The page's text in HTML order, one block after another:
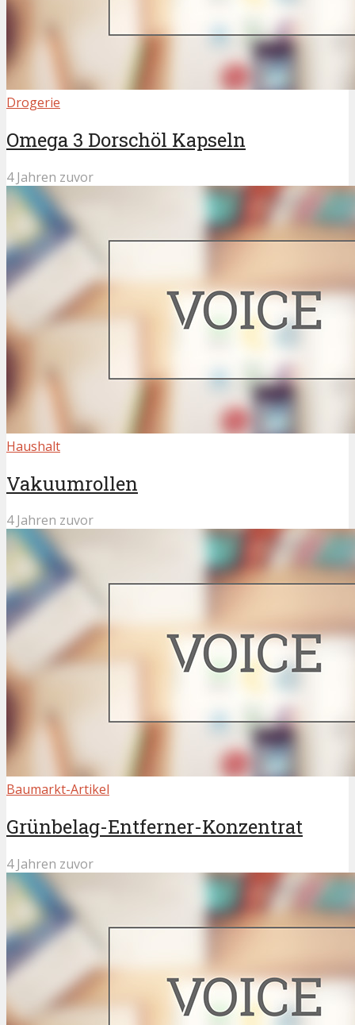
Drogerie
Omega 3 Dorschöl Kapseln
4 Jahren zuvor
Haushalt
Vakuumrollen
4 Jahren zuvor
Baumarkt-Artikel
Grünbelag-Entferner-Konzentrat
4 Jahren zuvor